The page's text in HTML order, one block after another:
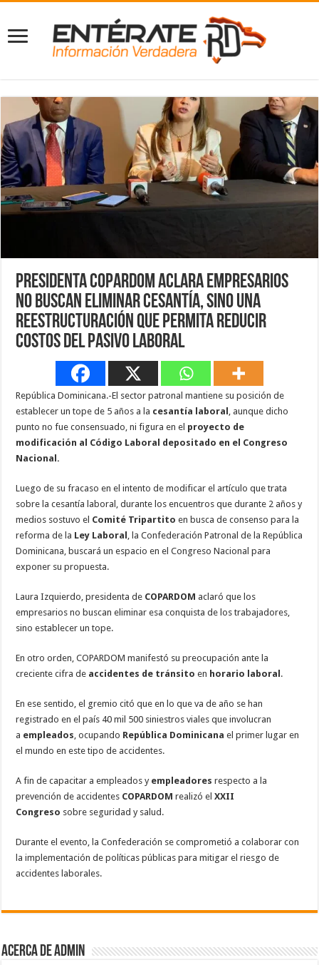
Presidenta COPARDOM aclara empresarios
no buscan eliminar cesantía, sino una
reestructuración que permita reducir
costos del pasivo laboral
República Dominicana.-El sector patronal mantiene su posición de
establecer un tope de 5 años a la cesantía laboral , aunque dicho
punto no fue consensuado, ni figura en el proyecto de
modificación al Código Laboral depositado en el Congreso
Nacional.
Luego de su fracaso en el intento de modificar el artículo que trata
sobre la cesantía laboral, durante los encuentros que durante 2 años y
medios sostuvo el Comité Tripartito en busca de consenso para la
reforma de la Ley Laboral , la Confederación Patronal de la República
Dominicana, buscará un espacio en el Congreso Nacional para
exponer su propuesta.
Laura Izquierdo, presidenta de COPARDOM aclaró que los
empresarios no buscan eliminar esa conquista de los trabajadores,
sino establecer un tope.
En otro orden, COPARDOM manifestó su preocupación ante la
creciente cifra de accidentes de tránsitoen horario laboral .
En ese sentido, el gremio citó que en lo que va de año se han
registrado en el país 40 mil 500 siniestros viales que involucran
a empleados, ocupando República Dominicanael primer lugar en
el mundo en este tipo de accidentes.
A fin de capacitar a empleados y empleadores respecto a la
prevención de accidentes COPARDOMrealizó elXXII
Congreso sobre seguridad y salud.
Durante el evento, la Confederación se comprometió a colaborar con
la implementación de políticas públicas para mitigar el riesgo de
accidentes laborales.
Acerca de admin